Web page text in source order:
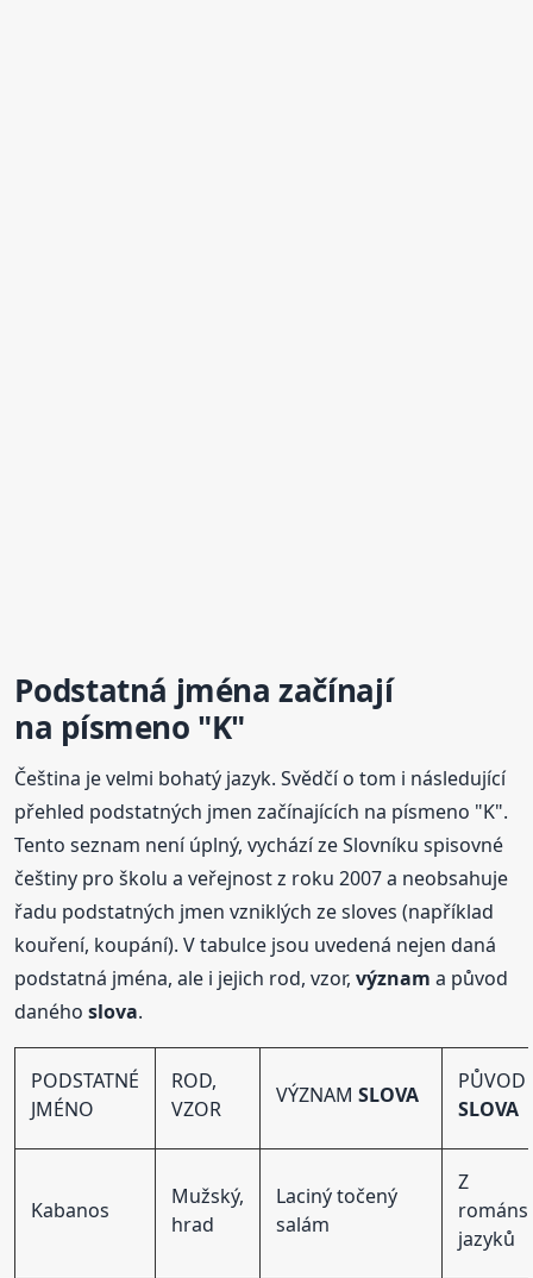
Podstatná jména začínají
na písmeno "K"
Čeština je velmi bohatý jazyk. Svědčí o tom i následující
přehled podstatných jmen začínajících na písmeno "K".
Tento seznam není úplný, vychází ze Slovníku spisovné
češtiny pro školu a veřejnost z roku 2007 a neobsahuje
řadu podstatných jmen vzniklých ze sloves (například
kouření, koupání). V tabulce jsou uvedená nejen daná
podstatná jména, ale i jejich rod, vzor,význam a původ
danéhoslova.
PODSTATNÉ
JMÉNO
ROD,
VZOR
VÝZNAMSLOVA
PŮVOD
SLOVA
Kabanos
Mužský,
hrad
Laciný točený
salám
Z
jazyků